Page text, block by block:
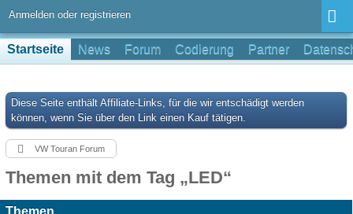
Anmelden oder registrieren
Startseite News Forum Codierung Partner
Diese Seite enthält Affiliate-Links, für die wir entschädigt werden
können, wenn Sie über den Link einen Kauf tätigen.
VW Touran Forum
Themen mit dem Tag „LED“
Themen